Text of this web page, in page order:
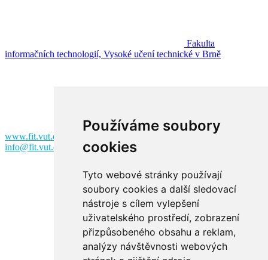
Používáme soubory
cookies
Tyto webové stránky používají
soubory cookies a další sledovací
nástroje s cílem vylepšení
uživatelského prostředí, zobrazení
přizpůsobeného obsahu a reklam,
analýzy návštěvnosti webových
Fakulta
informačních technologií, Vysoké učení technické v Brně
www.fit.vut.cz
info@fit.vut.cz
Facebook